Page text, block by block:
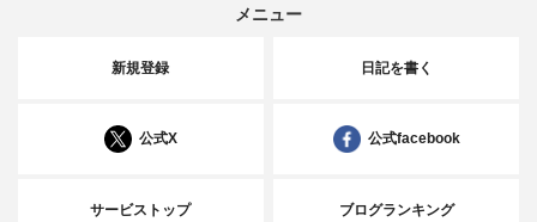
メニュー
新規登録 日記を書く
公式X 公式facebook
サービストップ ブログランキング